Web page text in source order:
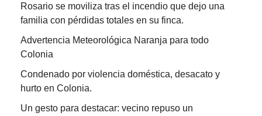
Rosario se moviliza tras el incendio que dejo una
familia con pérdidas totales en su finca.
Advertencia Meteorológica Naranja para todo
Colonia
Condenado por violencia doméstica, desacato y
hurto en Colonia.
Un gesto para destacar: vecino repuso un